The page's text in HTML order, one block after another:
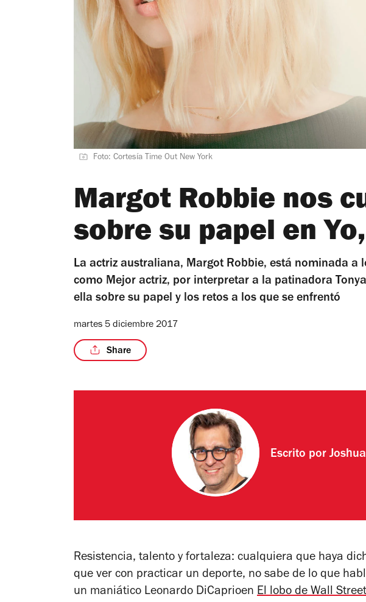
Foto: Cortesía Time Out New York
Margot Robbie nos
sobre su papel en
La actriz australiana, Margot Robbie, está nominada a
como Mejor actriz, por interpretar a la patinadora
ella sobre su papel y los retos a los que se enfrentó
martes 5 diciembre 2017
Share
Escrito por
Resistencia, talento y fortaleza: cualquiera que haya
que ver con practicar un deporte, no sabe de lo que
un maniático Leonardo DiCaprioen El lobo de Wall Street